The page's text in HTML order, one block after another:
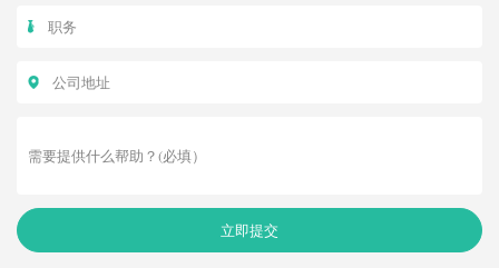
立即提交